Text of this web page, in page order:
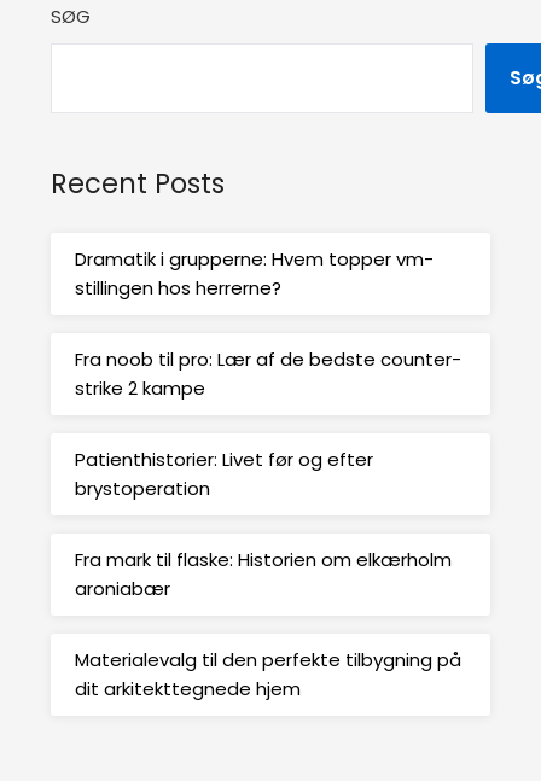
SØG
Recent Posts
Dramatik i grupperne: Hvem topper vm-
stillingen hos herrerne?
Fra noob til pro: Lær af de bedste counter-
strike 2 kampe
Patienthistorier: Livet før og efter
brystoperation
Fra mark til flaske: Historien om elkærholm
aroniabær
Materialevalg til den perfekte tilbygning på
dit arkitekttegnede hjem